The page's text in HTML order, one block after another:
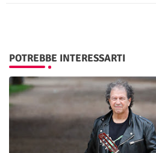
POTREBBE INTERESSARTI